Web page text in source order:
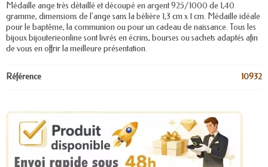
Médaille ange très détaillé et découpé en argent 925/1000 de 1,40
gramme, dimensions de l'ange sans la bélière 1,3 cm x 1 cm. Médaille idéale
pour le baptême, la communion ou pour un cadeau de naissance. Tous les
bijoux bijouterieonline sont livrés en écrins, bourses ou sachets adaptés afin
de vous en offrir la meilleure présentation.
Référence 10932